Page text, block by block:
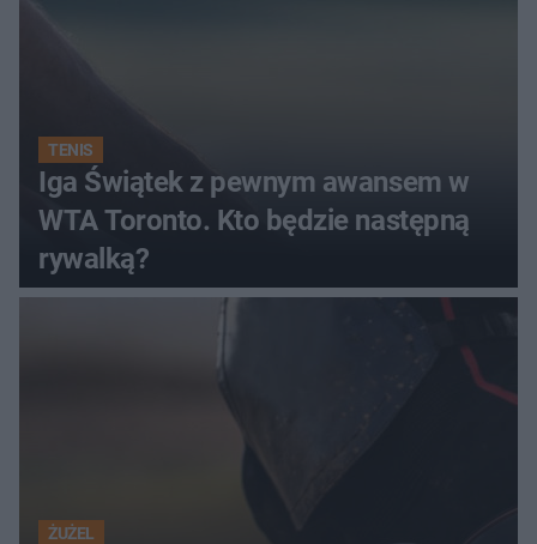
TENIS
Iga Świątek z pewnym awansem w
WTA Toronto. Kto będzie następną
rywalką?
ŻUŻEL